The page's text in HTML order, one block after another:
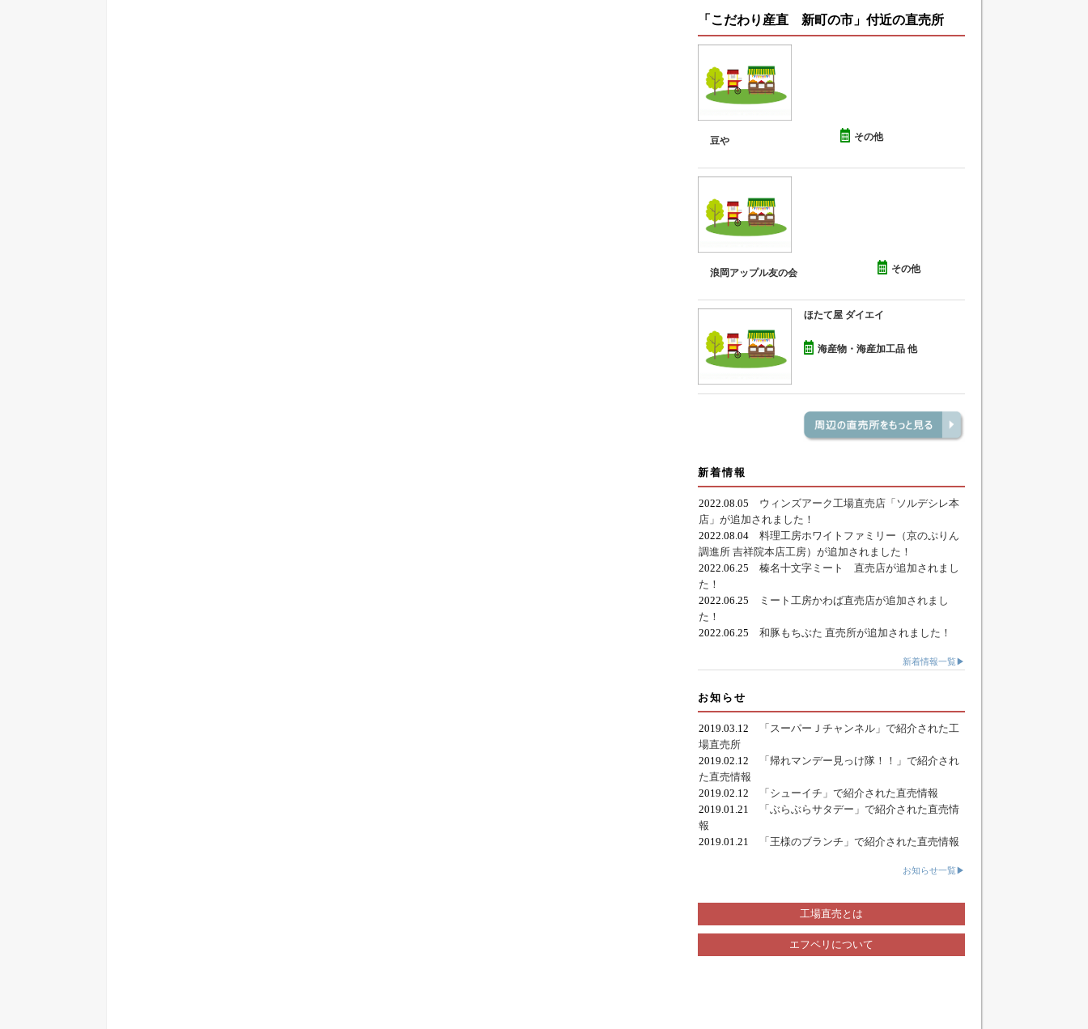
「こだわり産直 新町の市」付近の直売所
豆や その他
浪岡アップル友の会 その他
ほたて屋 ダイエイ
海産物・海産加工品 他
新着情報
2022.08.05 ウィンズアーク工場直売店「ソルデシレ本
店」が追加されました！
2022.08.04 料理工房ホワイトファミリー（京のぷりん
調進所 吉祥院本店工房）が追加されました！
2022.06.25 榛名十文字ミート 直売店が追加されまし
た！
2022.06.25
ミート工房かわば直売店が追加されまし
た！
2022.06.25 和豚もちぶた 直売所が追加されました！
新着情報一覧▶
お知らせ
2019.03.12
「スーパーＪチャンネル」で紹介された工
場直売所
2019.02.12
「帰れマンデー見っけ隊！！」で紹介され
た直売情報
2019.02.12
「シューイチ」で紹介された直売情報
2019.01.21
「ぶらぶらサタデー」で紹介された直売情
報
2019.01.21
「王様のブランチ」で紹介された直売情報
お知らせ一覧▶
工場直売とは
エフペリについて